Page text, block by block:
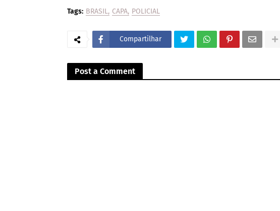
Tags: BRASIL CAPA POLICIAL
Compartilhar
Post a Comment